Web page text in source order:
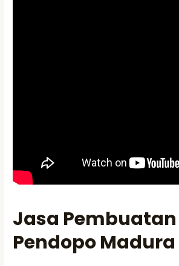
Jasa Pembuatan
Pendopo Madura